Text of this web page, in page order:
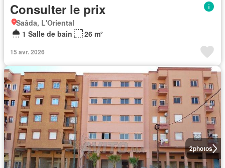
Consulter le prix
Saâda, L'Oriental
1 Salle de bain
26 m²
15 avr. 2026
2photos